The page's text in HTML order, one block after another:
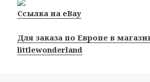
Ссылка на eBay
Для заказа по Европе в
littlewonderland